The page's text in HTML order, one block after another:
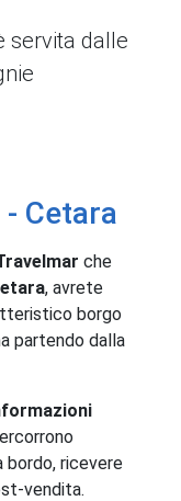
servita dalle
Cetara
che
, avrete
borgo
partendo dalla
bordo, ricevere
vendita.